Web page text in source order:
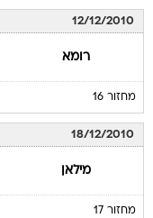
12/12/2010
רומא
מחזור 16
18/12/2010
מילאן
מחזור 17